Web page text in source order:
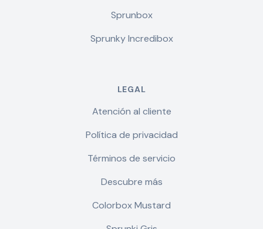
Sprunbox
Sprunky Incredibox
LEGAL
Atención al cliente
Política de privacidad
Términos de servicio
Descubre más
Colorbox Mustard